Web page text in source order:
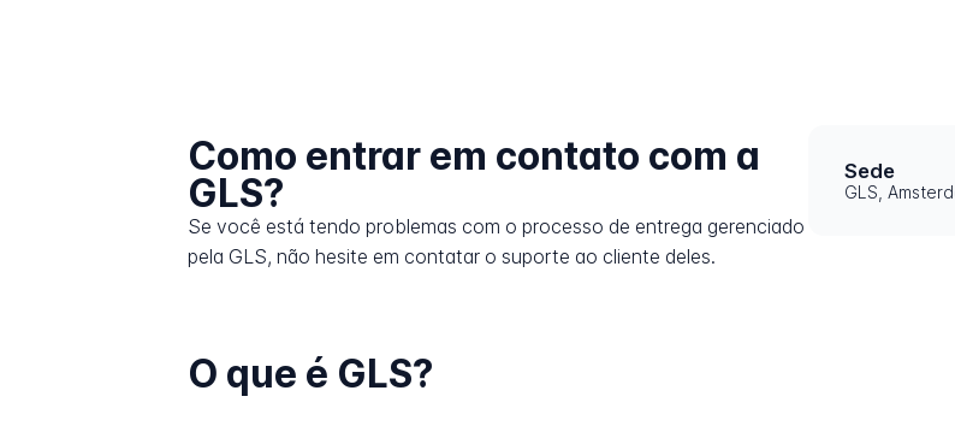
Como entrar em contato com a
GLS?
Se você está tendo problemas com o processo de entrega gerenciado
pela GLS, não hesite em contatar o suporte ao cliente deles.
Sede
GLS,
O que é GLS?